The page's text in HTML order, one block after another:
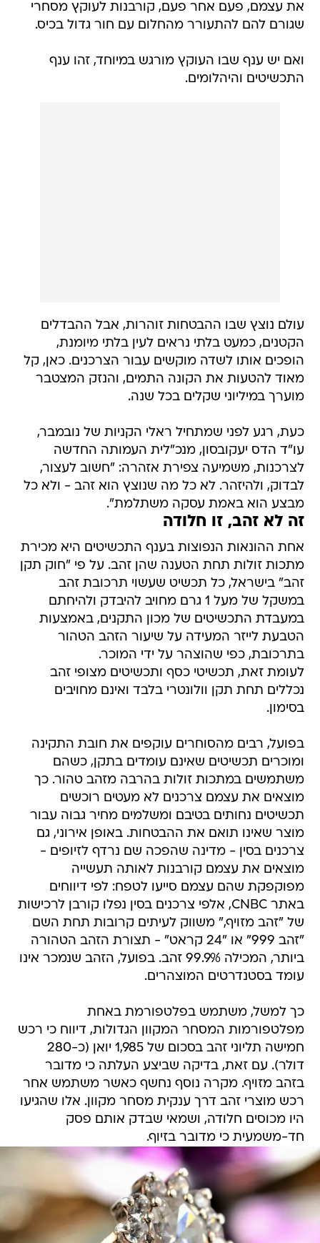
את עצמם, פעם אחר פעם, קורבנות לעוקץ מסחרי
שגורם להם להתעורר מהחלום עם חור גדול בכיס.
ואם יש ענף שבו העוקץ מורגש במיוחד, זהו ענף
התכשיטים והיהלומים.
עולם נוצץ שבו ההבטחות זוהרות, אבל ההבדלים
הקטנים, כמעט בלתי נראים לעין בלתי מיומנת,
הופכים אותו לשדה מוקשים עבור הצרכנים. כאן, קל
מאוד להטעות את הקונה התמים, והנזק המצטבר
מוערך במיליוני שקלים בכל שנה.
כעת, רגע לפני שמתחיל ראלי הקניות של נובמבר,
עו"ד הדס יעקובסון, מנכ"לית העמותה החדשה
לצרכנות, משמיעה צפירת אזהרה: "חשוב לעצור,
לבדוק, ולהיזהר. לא כל מה שנוצץ הוא זהב - ולא כל
מבצע הוא באמת עסקה משתלמת".
זה לא זהב, זו חלודה
אחת ההונאות הנפוצות בענף התכשיטים היא מכירת
מתכות זולות תחת הטענה שהן זהב. על פי "חוק תקן
זהב" בישראל, כל תכשיט שעשוי תרכובת זהב
במשקל של מעל 1 גרם מחויב להיבדק ולהיחתם
במעבדת התכשיטים של מכון התקנים, באמצעות
הטבעת לייזר המעידה על שיעור הזהב הטהור
בתרכובת, כפי שהוצהר על ידי המוכר.
לעומת זאת, תכשיטי כסף ותכשיטים מצופי זהב
נכללים תחת תקן וולונטרי בלבד ואינם מחויבים
בסימון.
בפועל, רבים מהסוחרים עוקפים את חובת התקינה
ומוכרים תכשיטים שאינם עומדים בתקן, כשהם
משתמשים במתכות זולות בהרבה מזהב טהור. כך
מוצאים את עצמם צרכנים לא מעטים רוכשים
תכשיטים נחותים בטיבם ומשלמים מחיר גבוה עבור
מוצר שאינו תואם את ההבטחות. באופן אירוני, גם
צרכנים בסין - מדינה שהפכה שם נרדף לזיופים -
מוצאים את עצמם קורבנות לאותה תעשייה
מפוקפקת שהם עצמם סייעו לטפח: לפי דיווחים
באתר CNBC, אלפי צרכנים בסין נפלו קורבן לרכישות
של "זהב מזויף," משווק לעיתים קרובות תחת השם
"זהב 999" או "24 קראט" - תצורת הזהב הטהורה
ביותר, המכילה 99.9% זהב. בפועל, הזהב שנמכר אינו
עומד בסטנדרטים המוצהרים.
כך למשל, משתמש בפלטפורמת באחת
מפלטפורמות המסחר המקוון הגדולות, דיווח כי רכש
חמישה תליוני זהב בסכום של 1,985 יואן (כ-280
דולר). עם זאת, בדיקה שביצע העלתה כי מדובר
בזהב מזויף. מקרה נוסף נחשף כאשר משתמש אחר
רכש מוצרי זהב דרך ענקית מסחר מקוון. אלו שהגיעו
היו מכוסים חלודה, ושמאי שבדק אותם פסק
חד-משמעית כי מדובר בזיוף.